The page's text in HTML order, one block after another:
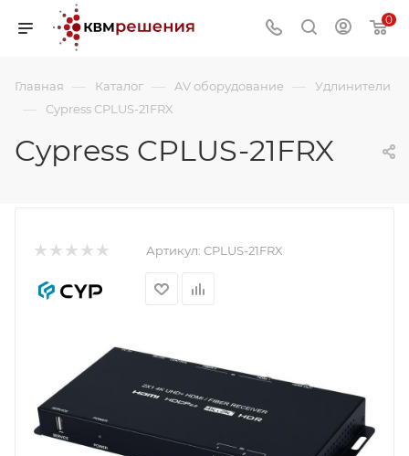
0
Главная — Каталог — AV оборудование — Удлинители
— Cypress CPLUS-21FRX
Cypress CPLUS-21FRX
Артикул: CPLUS-21FRX